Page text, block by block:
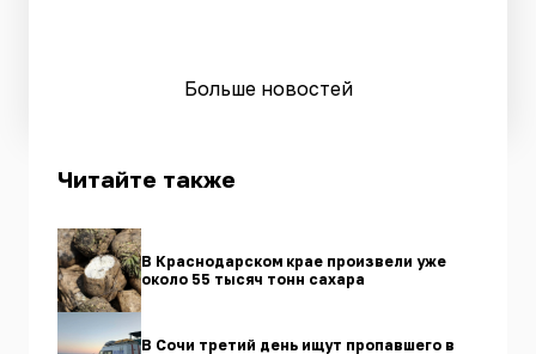
Больше новостей
Читайте также
В Краснодарском крае произвели уже
около 55 тысяч тонн сахара
В Сочи третий день ищут пропавшего в